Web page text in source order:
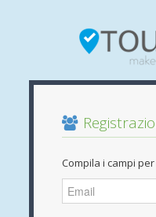
Compila i campi